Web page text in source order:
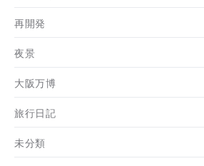
再開発
夜景
大阪万博
旅行日記
未分類